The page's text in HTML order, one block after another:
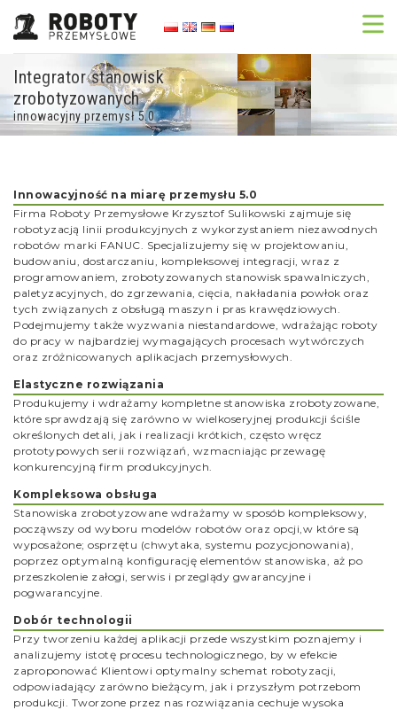
Integrator stanowisk
zrobotyzowanych
innowacyjny przemysł 5.0
Innowacyjność na miarę przemysłu 5.0
Firma Roboty Przemysłowe Krzysztof Sulikowski zajmuje się
robotyzacją linii produkcyjnych z wykorzystaniem niezawodnych
robotów marki FANUC. Specjalizujemy się w projektowaniu,
budowaniu, dostarczaniu, kompleksowej integracji, wraz z
programowaniem, zrobotyzowanych stanowisk spawalniczych,
paletyzacyjnych, do zgrzewania, cięcia, nakładania powłok oraz
tych związanych z obsługą maszyn i pras krawędziowych.
Podejmujemy także wyzwania niestandardowe, wdrażając roboty
do pracy w najbardziej wymagających procesach wytwórczych
oraz zróżnicowanych aplikacjach przemysłowych.
Elastyczne rozwiązania
Produkujemy i wdrażamy kompletne stanowiska zrobotyzowane,
które sprawdzają się zarówno w wielkoseryjnej produkcji ściśle
określonych detali, jak i realizacji krótkich, często wręcz
prototypowych serii rozwiązań, wzmacniając przewagę
konkurencyjną firm produkcyjnych.
Kompleksowa obsługa
Stanowiska zrobotyzowane wdrażamy w sposób kompleksowy,
począwszy od wyboru modelów robotów oraz opcji,w które są
wyposażone; osprzętu (chwytaka, systemu pozycjonowania),
poprzez optymalną konfigurację elementów stanowiska, aż po
przeszkolenie załogi, serwis i przeglądy gwarancyjne i
pogwarancyjne.
Dobór technologii
Przy tworzeniu każdej aplikacji przede wszystkim poznajemy i
analizujemy istotę procesu technologicznego, by w efekcie
zaproponować Klientowi optymalny schemat robotyzacji,
odpowiadający zarówno bieżącym, jak i przyszłym potrzebom
produkcji. Tworzone przez nas rozwiązania cechuje wysoka